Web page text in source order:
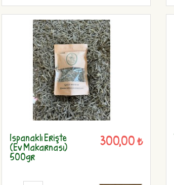
Ispanaklı Erişte
(Ev Makarnası)
500gr
300,00 ₺